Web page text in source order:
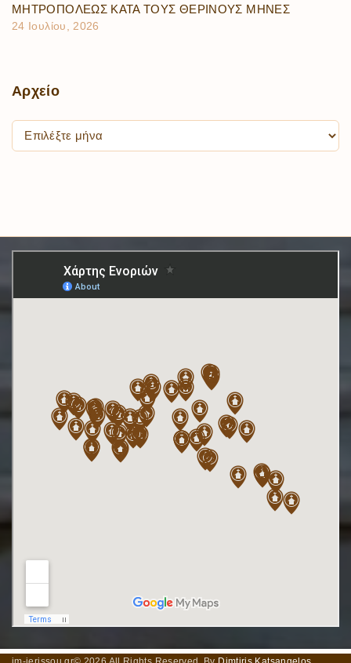
ΜΗΤΡΟΠΟΛΕΩΣ ΚΑΤΑ ΤΟΥΣ ΘΕΡΙΝΟΥΣ ΜΗΝΕΣ
24 Ιουλίου, 2026
Αρχείο